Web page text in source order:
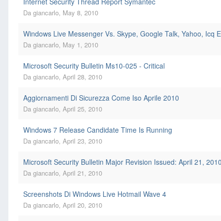
Da giancarlo, May 8, 2010
Windows Live Messenger Vs. Skype, Google Talk, Yahoo, Icq
Da giancarlo, May 1, 2010
Microsoft Security Bulletin Ms10-025 - Critical
Da giancarlo, April 28, 2010
Aggiornamenti Di Sicurezza Come Iso Aprile 2010
Da giancarlo, April 25, 2010
Windows 7 Release Candidate Time Is Running
Da giancarlo, April 23, 2010
Microsoft Security Bulletin Major Revision Issued: April 21, 2010
Da giancarlo, April 21, 2010
Screenshots Di Windows Live Hotmail Wave 4
Da giancarlo, April 20, 2010